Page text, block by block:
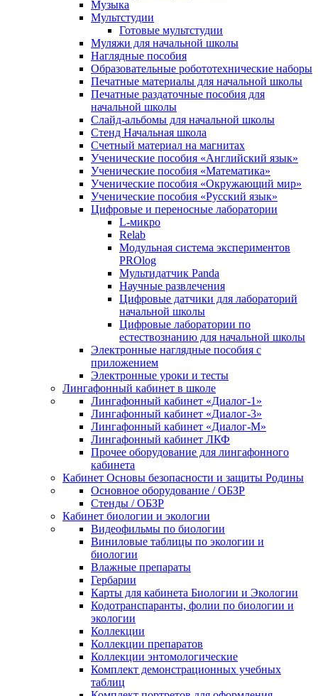
Музыка
Мультстудии
Готовые мультстудии
Муляжи для начальной школы
Наглядные пособия
Образовательные робототехнические наборы
Печатные материалы для начальной школы
Печатные раздаточные пособия для
начальной школы
Слайд-альбомы для начальной школы
Стенд Начальная школа
Счетный материал на магнитах
Ученические пособия «Английский язык»
Ученические пособия «Математика»
Ученические пособия «Окружающий мир»
Ученические пособия «Русский язык»
Цифровые и переносные лаборатории
L-микро
Relab
Модульная система экспериментов
PROlog
Мультидатчик Panda
Научные развлечения
Цифровые датчики для лабораторий
начальной школы
Цифровые лаборатории по
естествознанию для начальной школы
Электронные наглядные пособия с
приложением
Электронные уроки и тесты
Лингафонный кабинет в школе
Лингафонный кабинет «Диалог-1»
Лингафонный кабинет «Диалог-3»
Лингафонный кабинет «Диалог-М»
Лингафонный кабинет ЛКФ
Прочее оборудование для лингафонного
кабинета
Кабинет Основы безопасности и защиты Родины
Основное оборудование / ОБЗР
Стенды / ОБЗР
Кабинет биологии и экологии
Видеофильмы по биологии
Виниловые таблицы по экологии и
биологии
Влажные препараты
Гербарии
Карты для кабинета Биологии и Экологии
Кодотранспаранты, фолии по биологии и
экологии
Коллекции
Коллекции препаратов
Коллекции энтомологические
Комплект демонстрационных учебных
таблиц